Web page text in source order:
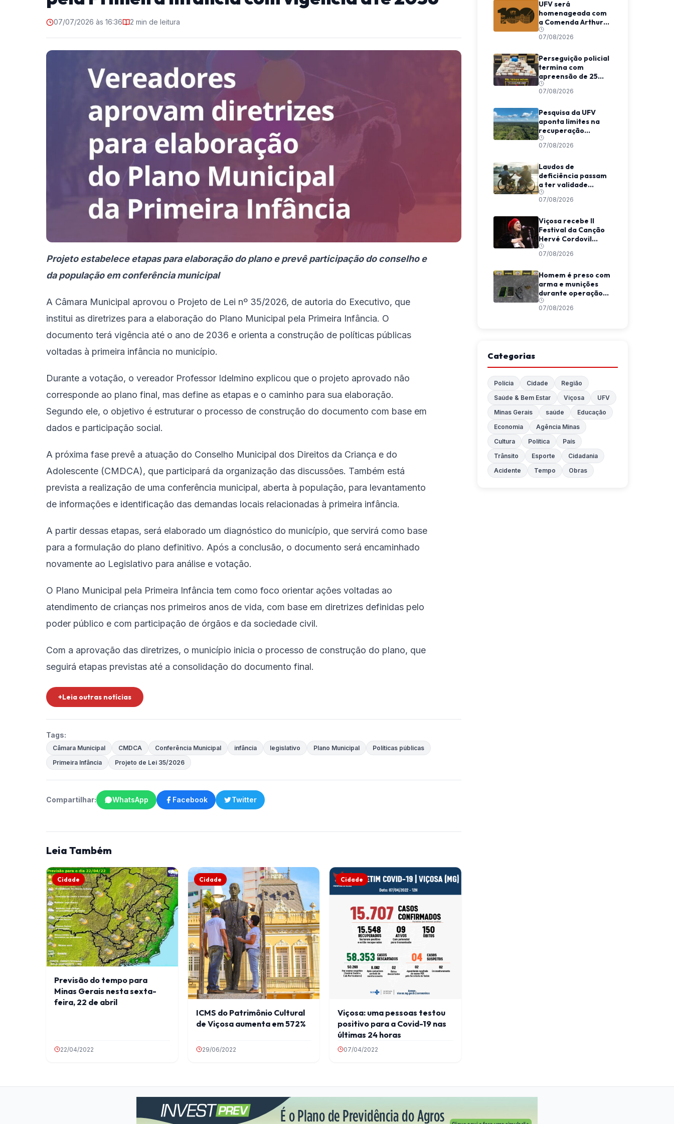
07/07/2026 às 16:36 2 min de leitura
Projeto estabelece etapas para elaboração do plano e prevê participação do conselho e
da população em conferência municipal
A Câmara Municipal aprovou o Projeto de Lei nº 35/2026, de autoria do Executivo, que
institui as diretrizes para a elaboração do Plano Municipal pela Primeira Infância. O
documento terá vigência até o ano de 2036 e orienta a construção de políticas públicas
voltadas à primeira infância no município.
Durante a votação, o vereador Professor Idelmino explicou que o projeto aprovado não
corresponde ao plano final, mas define as etapas e o caminho para sua elaboração.
Segundo ele, o objetivo é estruturar o processo de construção do documento com base em
dados e participação social.
A próxima fase prevê a atuação do Conselho Municipal dos Direitos da Criança e do
Adolescente (CMDCA), que participará da organização das discussões. Também está
prevista a realização de uma conferência municipal, aberta à população, para levantamento
de informações e identificação das demandas locais relacionadas à primeira infância.
A partir dessas etapas, será elaborado um diagnóstico do município, que servirá como base
para a formulação do plano definitivo. Após a conclusão, o documento será encaminhado
novamente ao Legislativo para análise e votação.
O Plano Municipal pela Primeira Infância tem como foco orientar ações voltadas ao
atendimento de crianças nos primeiros anos de vida, com base em diretrizes definidas pelo
poder público e com participação de órgãos e da sociedade civil.
Com a aprovação das diretrizes, o município inicia o processo de construção do plano, que
seguirá etapas previstas até a consolidação do documento final.
+Leia outras notícias
Tags:
Câmara Municipal CMDCA Conferência Municipal infância legislativo Plano Municipal
Políticas públicas
Primeira Infância
Projeto de Lei 35/2026
Compartilhar: WhatsApp Facebook Twitter
Leia Também
Cidade
Previsão do tempo para
Minas Gerais nesta sexta-
feira, 22 de abril
22/04/2022
Cidade
ICMS do Patrimônio Cultural
de Viçosa aumenta em 572%
29/06/2022
Cidade
Viçosa: uma pessoas testou
positivo para a Covid-19 nas
últimas 24 horas
07/04/2022
UFV será
homenageada com
a Comenda Arthur
Bernardes em
Viçosa
07/08/2026
Perseguição policial
termina com
apreensão de 25
barras de maconha
entre Viçosa e
07/08/2026
Pesquisa da UFV
aponta limites na
recuperação
climática de
florestas
Amazônia
07/08/2026
Laudos de
deficiência passam
a ter validade
indeterminada em
Minas Gerais
07/08/2026
Viçosa recebe II
Festival da Canção
Hervé Cordovil
neste fim de semana
07/08/2026
Homem é preso com
arma e munições
durante operação
da Polícia Militar em
Araponga
07/08/2026
Categorias
Polícia Cidade
Região
Saúde & Bem Estar
Viçosa
UFV
Minas Gerais
saúde
Educação
Economia
Agência Minas
Cultura
Política
País
Trânsito
Esporte
Cidadania
Acidente
Tempo Obras